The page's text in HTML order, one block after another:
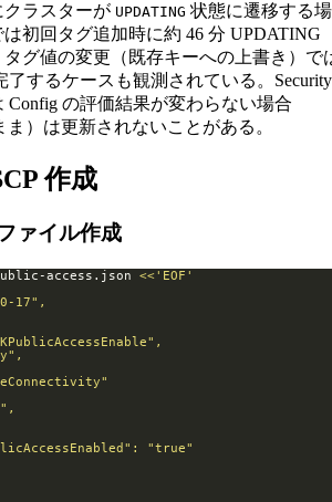
クラスターが UPDATING 状態に遷移する場
初回タグ追加時に約 46 分 UPDATING
グ値の変更（既存キーへの上書き）で
了するケースも観測されている。Security
Config の評価結果が変わらない場合
ま）は更新されないことがある。
作成
ァイル作成
access.json